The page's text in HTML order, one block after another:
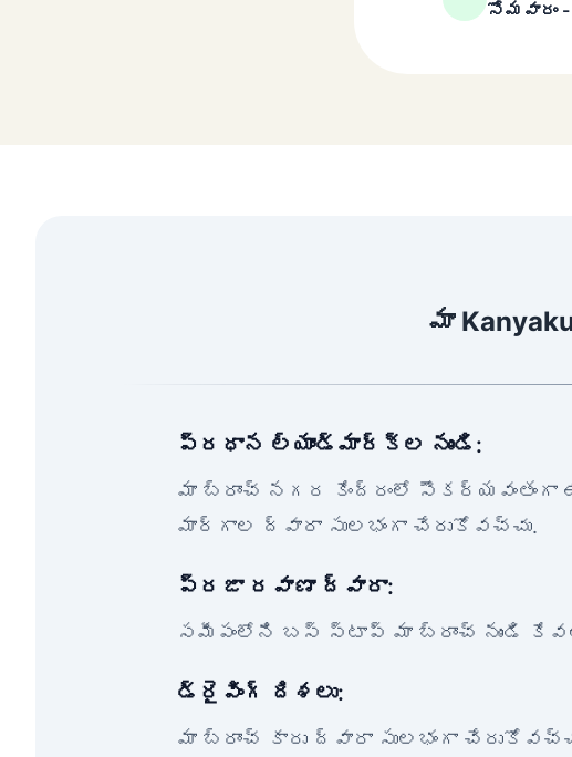
సోమవారం -
మా
ప్రధాన ల్యాండ్‌మార్క్‌ల నుండి:
మా బ్రాంచ్ నగర కేంద్రంలో
మార్గాల ద్వారా సులభంగా చేరుకోవచ్చు.
ప్రజా రవాణా ద్వారా:
సమీపంలోని బస్ స్టాప్ మా బ్రాంచ్ నుండి
డ్రైవింగ్ దిశలు:
మా బ్రాంచ్ కారు ద్వారా సులభంగా